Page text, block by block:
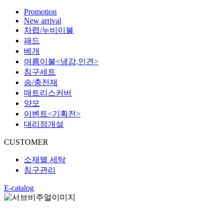
Promotion
New arrival
차렵/누비이불
패드
베개
여름이불<냉감,인견>
침구세트
솜/충전재
매트리스커버
양모
이벤트<기획전>
대리점개설
CUSTOMER
소재별 세탁
침구관리
E-catalog